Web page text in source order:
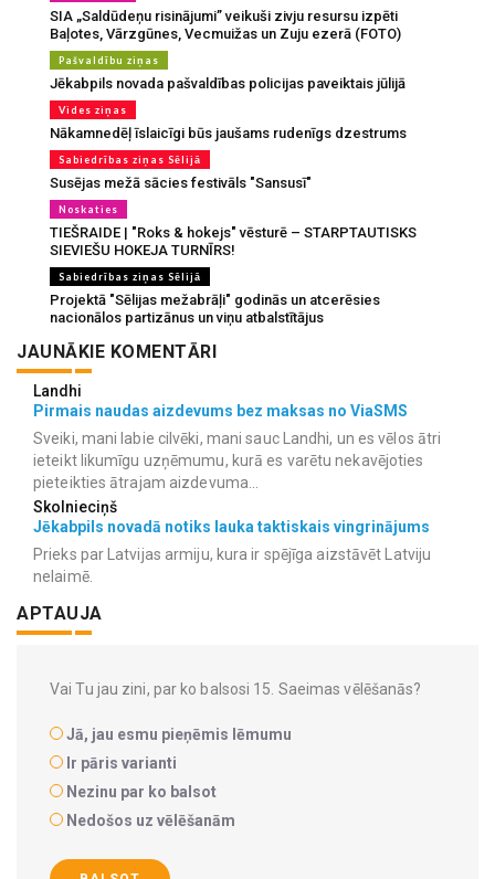
SIA „Saldūdeņu risinājumi” veikuši zivju resursu izpēti
Baļotes, Vārzgūnes, Vecmuižas un Zuju ezerā (FOTO)
Pašvaldību ziņas
Jēkabpils novada pašvaldības policijas paveiktais jūlijā
Vides ziņas
Nākamnedēļ īslaicīgi būs jaušams rudenīgs dzestrums
Sabiedrības ziņas Sēlijā
Susējas mežā sācies festivāls "Sansusī"
Noskaties
TIEŠRAIDE | "Roks & hokejs" vēsturē – STARPTAUTISKS
SIEVIEŠU HOKEJA TURNĪRS!
Sabiedrības ziņas Sēlijā
Projektā "Sēlijas mežabrāļi" godinās un atcerēsies
nacionālos partizānus un viņu atbalstītājus
JAUNĀKIE KOMENTĀRI
Landhi
Pirmais naudas aizdevums bez maksas no ViaSMS
Sveiki, mani labie cilvēki, mani sauc Landhi, un es vēlos ātri
ieteikt likumīgu uzņēmumu, kurā es varētu nekavējoties
pieteikties ātrajam aizdevuma...
Skolnieciņš
Jēkabpils novadā notiks lauka taktiskais vingrinājums
Prieks par Latvijas armiju, kura ir spējīga aizstāvēt Latviju
nelaimē.
APTAUJA
Vai Tu jau zini, par ko balsosi 15. Saeimas vēlēšanās?
Jā, jau esmu pieņēmis lēmumu
Ir pāris varianti
Nezinu par ko balsot
Nedošos uz vēlēšanām